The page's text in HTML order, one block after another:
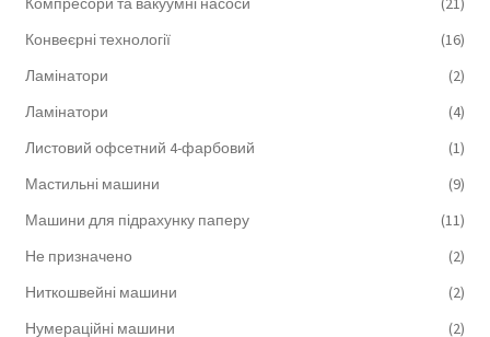
Конвеєрні технології
(16)
Ламінатори
(2)
Ламінатори
(4)
Листовий офсетний 4-фарбовий
(1)
Мастильні машини
(9)
Машини для підрахунку паперу
(11)
Не призначено
(2)
Ниткошвейні машини
(2)
Нумераційні машини
(2)